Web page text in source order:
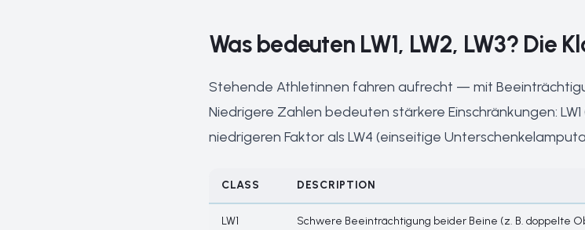
Was bedeuten LW1, LW2, LW3? Die
Stehende Athletinnen fahren aufrecht — mit
Niedrigere Zahlen bedeuten stärkere Einschränkungen:
niedrigeren Faktor als LW4 (einseitige
CLASS DESCRIPTION
LW1 Schwere Beeinträchtigung beider Beine (z. B. doppelte